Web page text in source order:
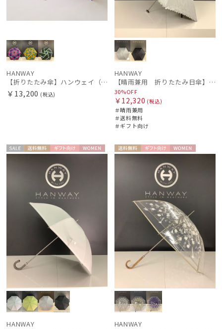
HANWAY
【折りたたみ傘】ハンウェイ（ＨＡＮＷＡＹ） Check&Check（チェック＆チェック）
￥13,200 (税込)
HANWAY
【晴雨兼用 折りたたみ日傘】ハンウェイ（ＨＡＮＷＡＹ）Lace（レース）
30%OFF
￥12,320 (税込)
＃晴雨兼用
＃送料無料
＃ギフト向け
セー 送料無 ギフト
向け
WOME
HANWAY
送料無 ギフト
WOME
N
HANWAY